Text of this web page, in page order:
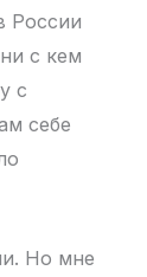
России
с кем
с
себе
Но мне